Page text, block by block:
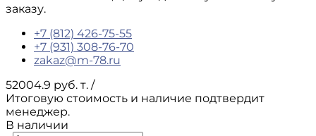
заказу.
+7 (812) 426-75-55
+7 (931) 308-76-70
zakaz@m-78.ru
52004.9 руб. т. /
Итоговую стоимость и наличие подтвердит
менеджер.
В наличии